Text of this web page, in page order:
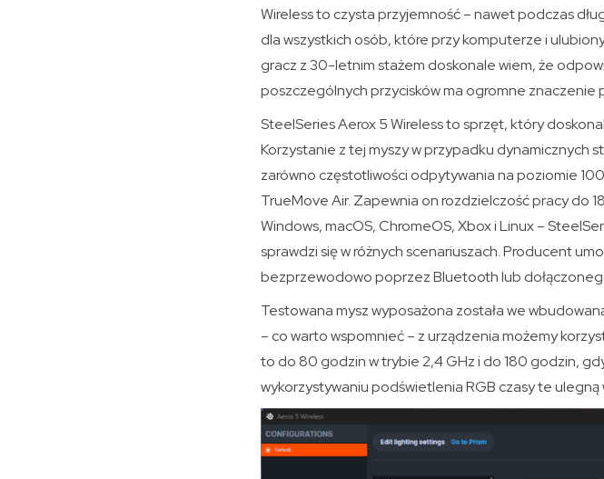
Wireless to czysta przyjemność – nawet podczas
dla wszystkich osób, które przy komputerze i
gracz z 30-letnim stażem doskonale wiem, że
poszczególnych przycisków ma ogromne znaczenie
SteelSeries Aerox 5 Wireless to sprzęt, który
Korzystanie z tej myszy w przypadku dynamicznych
zarówno częstotliwości odpytywania na poziomie
TrueMove Air. Zapewnia on rozdzielczość pracy do
Windows, macOS, ChromeOS, Xbox i Linux –
sprawdzi się w różnych scenariuszach. Producent
bezprzewodowo poprzez Bluetooth lub
Testowana mysz wyposażona została we
– co warto wspomnieć – z urządzenia możemy
to do 80 godzin w trybie 2,4 GHz i do 180 godzin,
wykorzystywaniu podświetlenia RGB czasy te ulegną